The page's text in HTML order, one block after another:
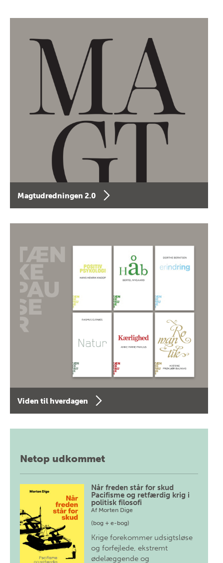
Magtudredningen 2.0
Viden til hverdagen
Netop udkommet
Når freden står for skud
Pacifisme og retfærdig krig i
politisk filosofi
Af Morten Dige
(bog + e-bog)
Krige forekommer udsigtsløse
og forfejlede, ekstremt
ødelæggende og